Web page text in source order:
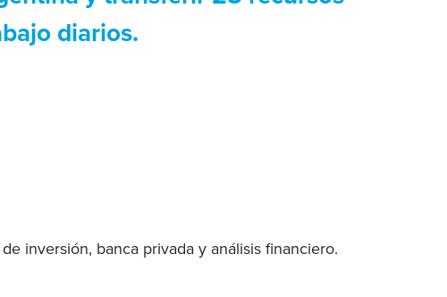
diarios.
inversión, banca privada y análisis financiero.